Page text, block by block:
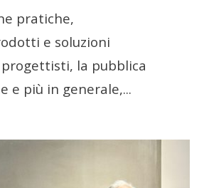
pratiche,
e soluzioni
la pubblica
e più in generale,...